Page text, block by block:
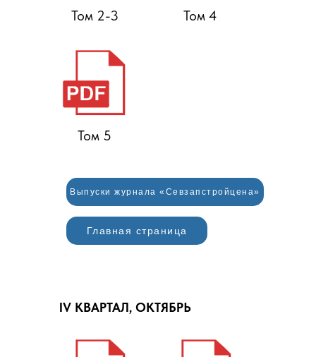
Том 2-3
Главная страница
Выпуски журнала «Севзапстройцена»
Том 4
Том 5
IV КВАРТАЛ, ОКТЯБРЬ